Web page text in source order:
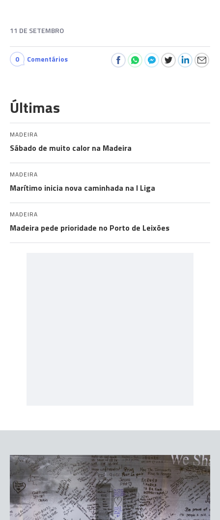
11 DE SETEMBRO
0 Comentários
Últimas
MADEIRA
Sábado de muito calor na Madeira
MADEIRA
Marítimo inicia nova caminhada na I Liga
MADEIRA
Madeira pede prioridade no Porto de Leixões